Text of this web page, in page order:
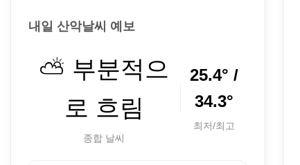
내일 산악날씨 예보
⛅ 부분적으
로 흐림
종합 날씨
25.4° /
34.3°
최저/최고